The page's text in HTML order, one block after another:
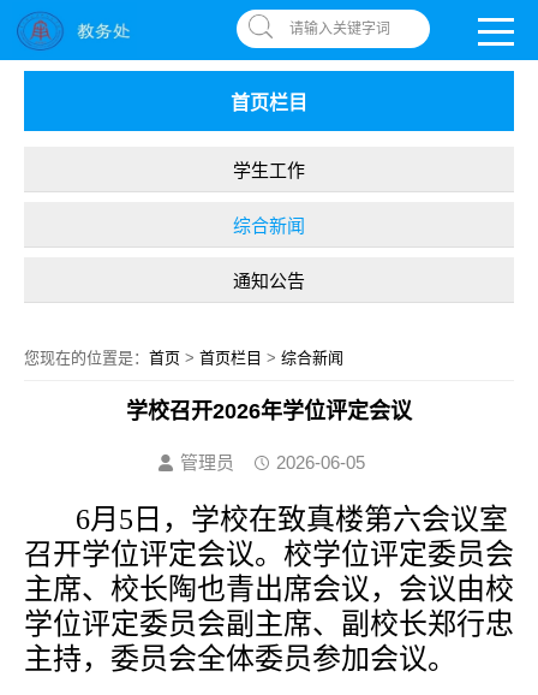
南昌应用技术师范学院，助你圆梦! OA系统| 书记信箱 违反师德举报信箱
请输入关键字词
首页栏目
学生工作
综合新闻
通知公告
您现在的位置是： 首页 > 首页栏目 > 综合新闻
学校召开2026年学位评定会议
管理员 2026-06-05
6月 5 日，学校在致真楼第六会议室
召开学位评定会议。 校学位评定委员会
主席、校长陶也青出席会议， 会议由校
学位评定委员会副主席、 副校长郑行忠
主持， 委员会全体委员参加会议。